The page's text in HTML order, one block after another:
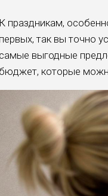
К праздникам,
первых, так вы точно
самые выгодные
бюджет, которые